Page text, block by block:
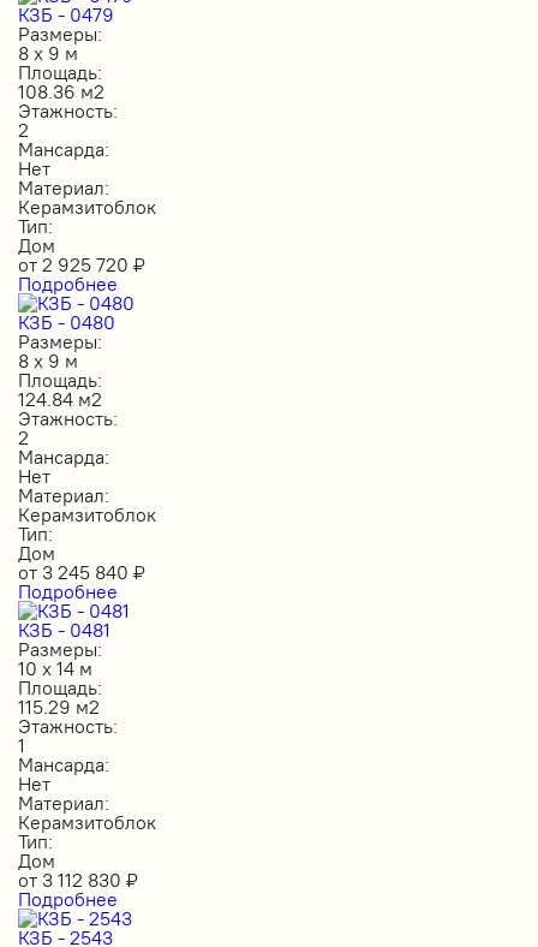
КЗБ - 0479
Размеры:
8 х 9 м
Площадь:
108.36 м2
Этажность:
2
Мансарда:
Нет
Материал:
Керамзитоблок
Тип:
Дом
от 2 925 720 ₽
Подробнее
КЗБ - 0480
Размеры:
8 х 9 м
Площадь:
124.84 м2
Этажность:
2
Мансарда:
Нет
Материал:
Керамзитоблок
Тип:
Дом
от 3 245 840 ₽
Подробнее
КЗБ - 0481
Размеры:
10 х 14 м
Площадь:
115.29 м2
Этажность:
1
Мансарда:
Нет
Материал:
Керамзитоблок
Тип:
Дом
от 3 112 830 ₽
Подробнее
КЗБ - 2543